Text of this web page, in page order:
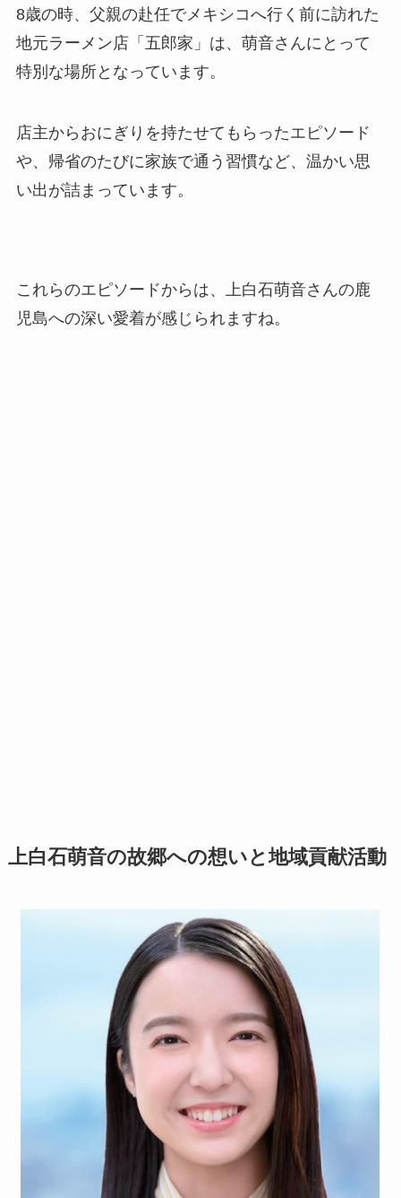
8歳の時、父親の赴任でメキシコへ行く前に訪れた
地元ラーメン店「五郎家」は、萌音さんにとって
特別な場所となっています。
店主からおにぎりを持たせてもらったエピソード
や、帰省のたびに家族で通う習慣など、温かい思
い出が詰まっています。
これらのエピソードからは、上白石萌音さんの鹿
児島への深い愛着が感じられますね。
上白石萌音の故郷への想いと地域貢献活動